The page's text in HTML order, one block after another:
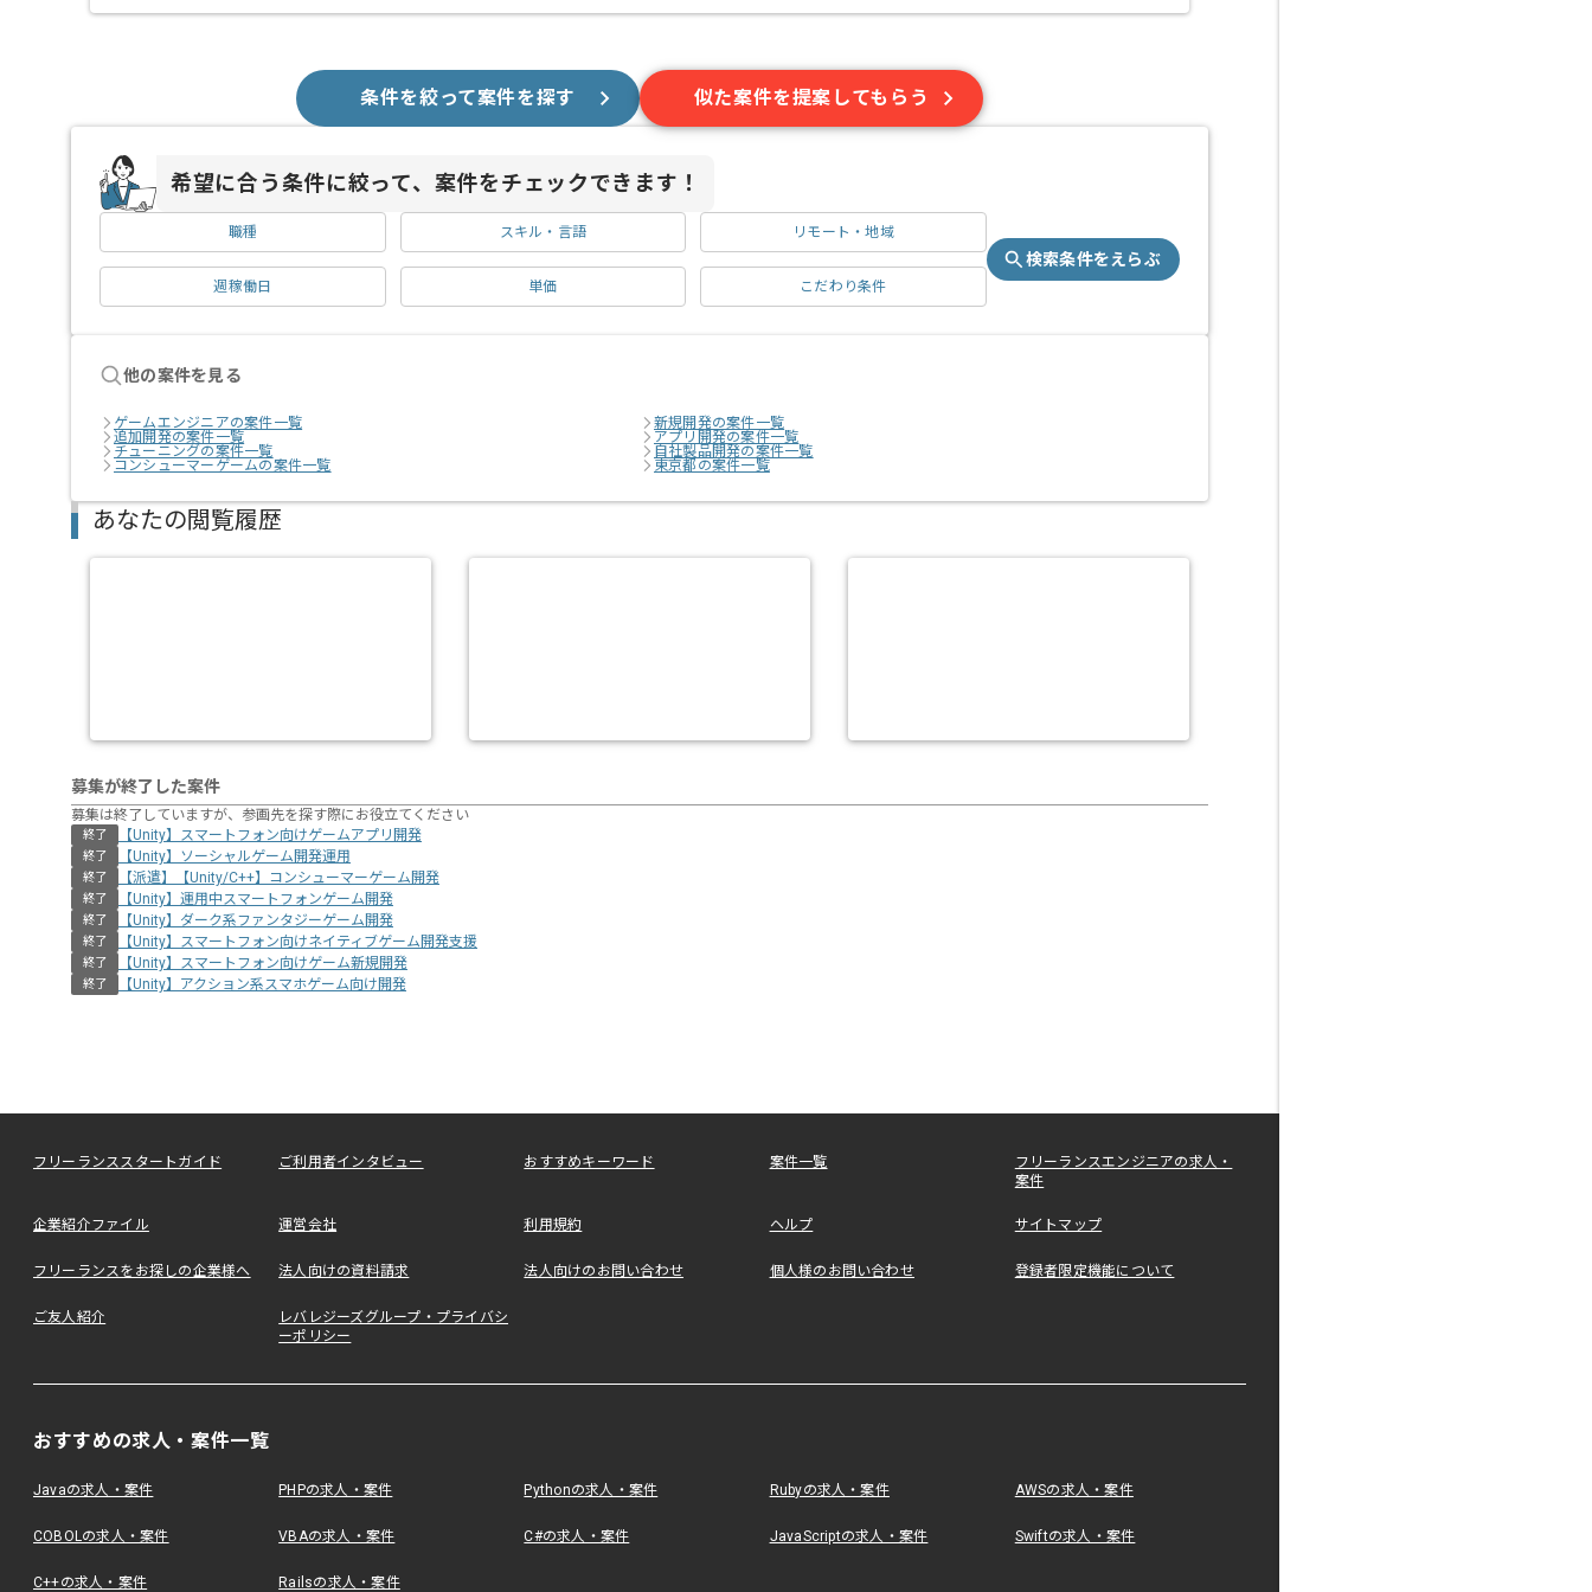
条件を絞って案件を探す 似た案件を提案してもらう
希望に合う条件に絞って、案件をチェックできます！
職種 スキル・言語 リモート・地域
週稼働日 単価 こだわり条件
検索条件をえらぶ
他の案件を見る
ゲームエンジニアの案件一覧
新規開発の案件一覧
追加開発の案件一覧
アプリ開発の案件一覧
チューニングの案件一覧
自社製品開発の案件一覧
コンシューマーゲームの案件一覧
東京都の案件一覧
あなたの閲覧履歴
募集が終了した案件
募集は終了していますが、参画先を探す際にお役立てください
終了 【Unity】スマートフォン向けゲームアプリ開発
終了 【Unity】ソーシャルゲーム開発運用
終了 【派遣】【Unity/C++】コンシューマーゲーム開発
終了 【Unity】運用中スマートフォンゲーム開発
終了 【Unity】ダーク系ファンタジーゲーム開発
終了 【Unity】スマートフォン向けネイティブゲーム開発支援
終了 【Unity】スマートフォン向けゲーム新規開発
終了 【Unity】アクション系スマホゲーム向け開発
フリーランススタートガイド ご利用者インタビュー おすすめキーワード 案件一覧
フリーランスエンジニアの求人・
案件
企業紹介ファイル 運営会社 利用規約 ヘルプ サイトマップ
フリーランスをお探しの企業様へ 法人向けの資料請求 法人向けのお問い合わせ 個人様のお問い合わせ 登録者限定機能について
ご友人紹介
レバレジーズグループ・プライバシ
ーポリシー
おすすめの求人・案件一覧
Javaの求人・案件 PHPの求人・案件 Pythonの求人・案件 Rubyの求人・案件 AWSの求人・案件
COBOLの求人・案件 VBAの求人・案件 C#の求人・案件 JavaScriptの求人・案件 Swiftの求人・案件
C++の求人・案件 Railsの求人・案件